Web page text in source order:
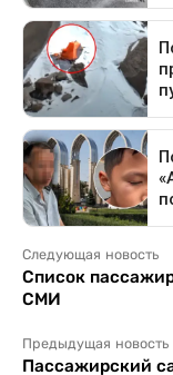
Следующая новость
Список
СМИ
Предыдущая новость
Пассажирский